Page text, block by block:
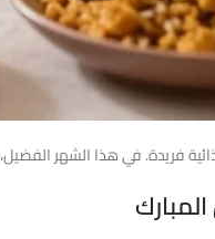
فريدة. في هذا الشهر